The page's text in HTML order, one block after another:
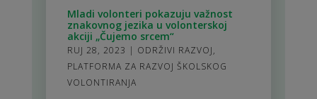
Mladi volonteri pokazuju važnost
znakovnog jezika u volonterskoj
akciji „Čujemo srcem“
RUJ 28, 2023 | ODRŽIVI RAZVOJ,
PLATFORMA ZA RAZVOJ ŠKOLSKOG
VOLONTIRANJA